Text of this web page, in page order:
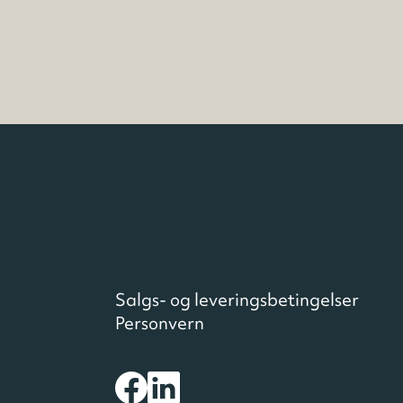
Salgs- og leveringsbetingelser
Personvern